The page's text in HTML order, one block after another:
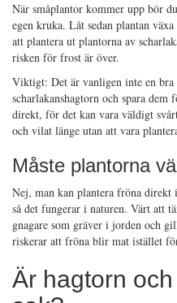
När småplantor kommer upp bör
egen kruka. Låt sedan plantan
att plantera ut plantorna av
risken för frost är över.
Viktigt: Det är vanligen inte en
scharlakanshagtorn och spara
direkt, för det kan vara väldigt
och vilat länge utan att vara
Måste plantorna
Nej, man kan plantera fröna direkt
så det fungerar i naturen. Värt att
gnagare som gräver i jorden och
riskerar att fröna blir mat istället
Är hagtorn